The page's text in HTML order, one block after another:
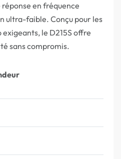
en fréquence
ultra-faible. Conçu pour les
exigeants, le D215S offre
sans compromis.